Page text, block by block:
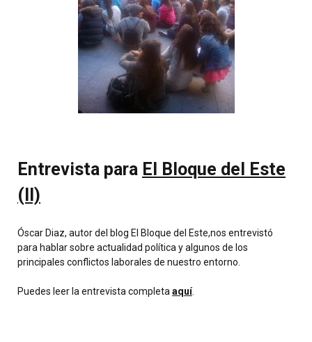
Entrevista para El Bloque del Este
(II)
Óscar Diaz, autor del blog El Bloque del Este,nos entrevistó
para hablar sobre actualidad política y algunos de los
principales conflictos laborales de nuestro entorno.
Puedes leer la entrevista completaaquí.